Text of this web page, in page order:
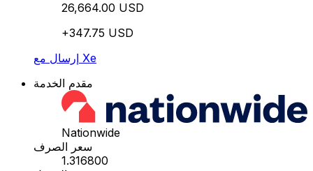
26,664.00 USD
+347.75 USD
إرسال مع Xe
مقدم الخدمة
Nationwide
سعر الصرف
1.316800